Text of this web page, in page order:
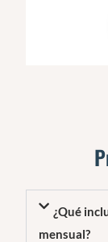
¿Qué
mensual?